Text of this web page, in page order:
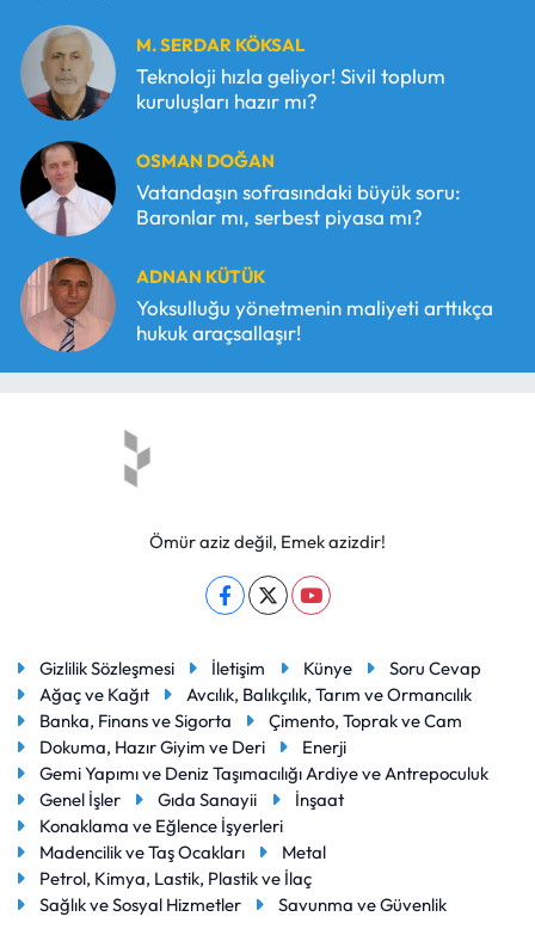
M. SERDAR KÖKSAL
Teknoloji hızla geliyor! Sivil toplum
kuruluşları hazır mı?
OSMAN DOĞAN
Vatandaşın sofrasındaki büyük soru:
Baronlar mı, serbest piyasa mı?
ADNAN KÜTÜK
Yoksulluğu yönetmenin maliyeti arttıkça
hukuk araçsallaşır!
Ömür aziz değil, Emek azizdir!
Gizlilik Sözleşmesi İletişim Künye
Soru Cevap
Ağaç ve Kağıt
Avcılık, Balıkçılık, Tarım ve Ormancılık
Banka, Finans ve Sigorta
Çimento, Toprak ve Cam
Dokuma, Hazır Giyim ve Deri
Enerji
Gemi Yapımı ve Deniz Taşımacılığı Ardiye ve Antrepoculuk
Genel İşler
Gıda Sanayii
İnşaat
Konaklama ve Eğlence İşyerleri
Madencilik ve Taş Ocakları
Metal
Petrol, Kimya, Lastik, Plastik ve İlaç
Sağlık ve Sosyal Hizmetler
Savunma ve Güvenlik